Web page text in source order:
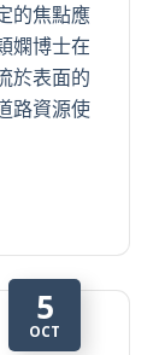
的焦點應
嫻博士在
於表面的
路資源使
5
OCT